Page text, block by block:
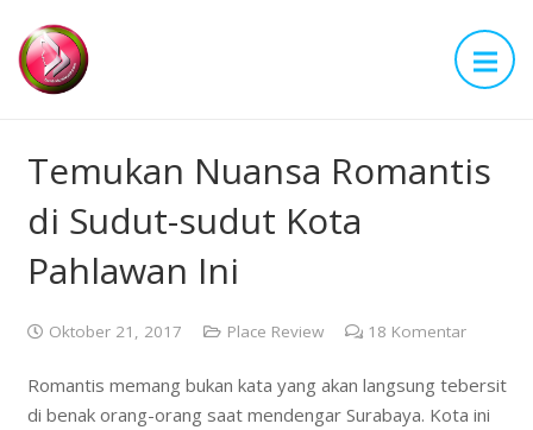
Temukan Nuansa Romantis
di Sudut-sudut Kota
Pahlawan Ini
Oktober 21, 2017 Place Review 18 Komentar
Romantis memang bukan kata yang akan langsung tebersit
di benak orang-orang saat mendengar Surabaya. Kota ini